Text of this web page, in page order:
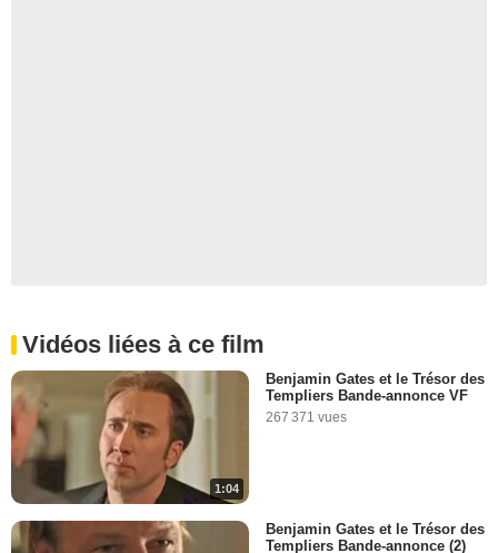
Vidéos liées à ce film
1:04
Benjamin Gates et le Trésor des
Templiers Bande-annonce VF
267 371 vues
Benjamin Gates et le Trésor des
Templiers Bande-annonce (2)